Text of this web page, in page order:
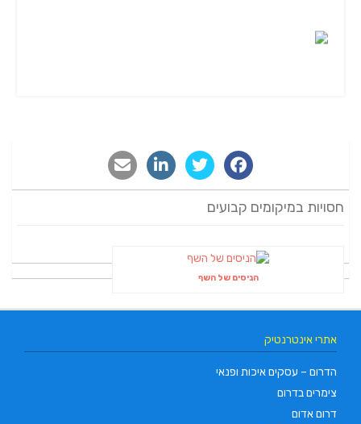
חסויות במיקומים קבועים
הניסים של השף
אתרי אינטרנטיק
הדרום – עסקים איכות ופנאי
צימרים בדרום
דרום אדום